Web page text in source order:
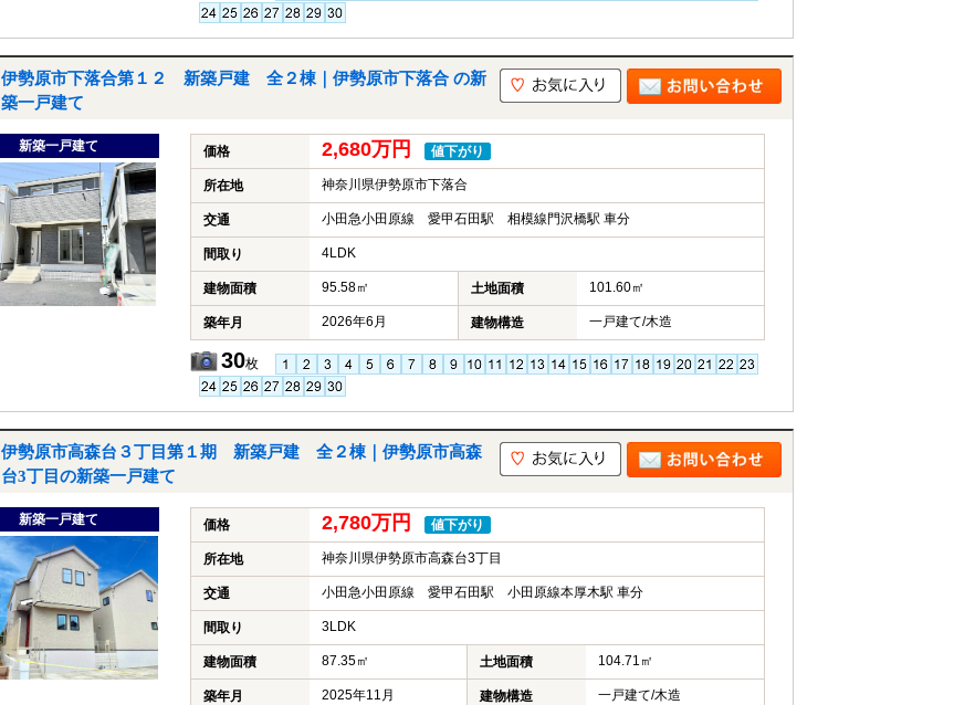
伊勢原市下落合第１２ 新築戸建 全２棟｜伊勢原市下落合 の新
築一戸建て
新築一戸建て 価格 2,680万円 値下がり
所在地 神奈川県伊勢原市下落合
交通 小田急小田原線 愛甲石田駅 相模線門沢橋駅 車分
間取り 4LDK
建物面積 95.58㎡ 土地面積 101.60㎡
築年月 2026年6月 建物構造 一戸建て/木造
30枚
伊勢原市高森台３丁目第１期 新築戸建 全２棟｜伊勢原市高森
台3丁目の新築一戸建て
新築一戸建て 価格 2,780万円 値下がり
所在地 神奈川県伊勢原市高森台3丁目
交通 小田急小田原線 愛甲石田駅 小田原線本厚木駅 車分
間取り 3LDK
建物面積 87.35㎡ 土地面積 104.71㎡
築年月 2025年11月 建物構造 一戸建て/木造